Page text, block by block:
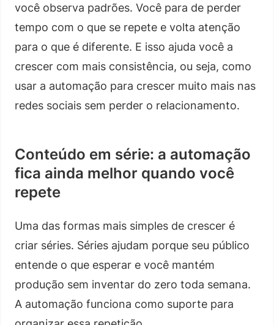
você observa padrões. Você para de perder
tempo com o que se repete e volta atenção
para o que é diferente. E isso ajuda você a
crescer com mais consistência, ou seja, como
usar a automação para crescer muito mais nas
redes sociais sem perder o relacionamento.
Conteúdo em série: a automação
fica ainda melhor quando você
repete
Uma das formas mais simples de crescer é
criar séries. Séries ajudam porque seu público
entende o que esperar e você mantém
produção sem inventar do zero toda semana.
A automação funciona como suporte para